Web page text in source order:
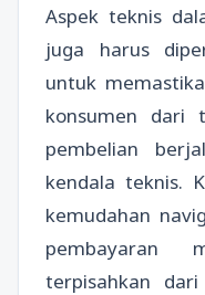
Aspek teknis
juga harus
untuk
konsumen dari
pembelian
kendala teknis.
kemudahan
pembayaran
terpisahkan